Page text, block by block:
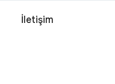
İletişim